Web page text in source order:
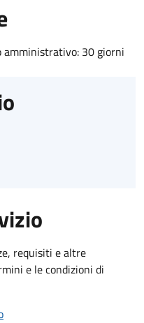
amministrativo: 30 giorni
requisiti e altre
e le condizioni di